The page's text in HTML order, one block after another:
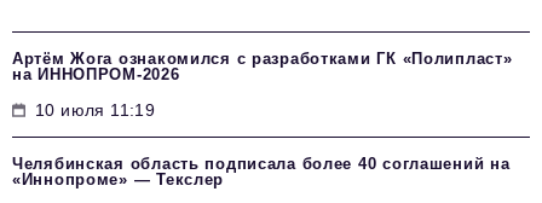
Артём Жога ознакомился с разработками ГК «Полипласт»
на ИННОПРОМ-2026
10 июля 11:19
Челябинская область подписала более 40 соглашений на
«Иннопроме» — Текслер